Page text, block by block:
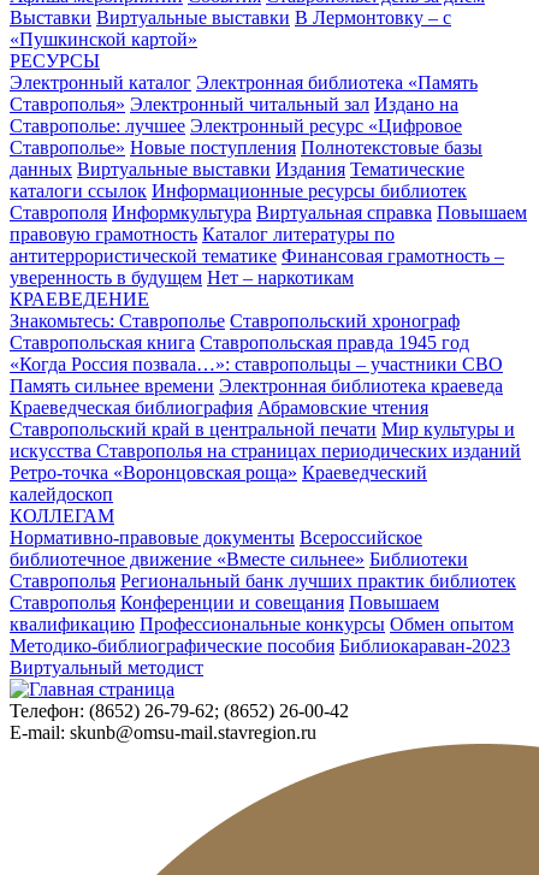
Выставки Виртуальные выставки В Лермонтовку – с
«Пушкинской картой»
РЕСУРСЫ
Электронный каталог Электронная библиотека «Память
Ставрополья» Электронный читальный зал Издано на
Ставрополье: лучшее Электронный ресурс «Цифровое
Ставрополье» Новые поступления Полнотекстовые базы
данных Виртуальные выставки Издания Тематические
каталоги ссылок Информационные ресурсы библиотек
Ставрополя Информкультура Виртуальная справка Повышаем
правовую грамотность Каталог литературы по
антитеррористической тематике Финансовая грамотность –
уверенность в будущем Нет – наркотикам
КРАЕВЕДЕНИЕ
Знакомьтесь: Ставрополье Ставропольский хронограф
Ставропольская книга Ставропольская правда 1945 год
«Когда Россия позвала…»: ставропольцы – участники СВО
Память сильнее времени Электронная библиотека краеведа
Краеведческая библиография Абрамовские чтения
Ставропольский край в центральной печати Мир культуры и
искусства Ставрополья на страницах периодических изданий
Ретро-точка «Воронцовская роща» Краеведческий
калейдоскоп
КОЛЛЕГАМ
Нормативно-правовые документы Всероссийское
библиотечное движение «Вместе сильнее» Библиотеки
Ставрополья Региональный банк лучших практик библиотек
Ставрополья Конференции и совещания Повышаем
квалификацию Профессиональные конкурсы Обмен опытом
Методико-библиографические пособия Библиокараван-2023
Виртуальный методист
Телефон: (8652) 26-79-62; (8652) 26-00-42
E-mail: skunb@omsu-mail.stavregion.ru